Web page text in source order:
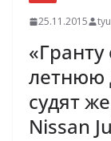
25.11.2015
летнюю
судят
Nissan